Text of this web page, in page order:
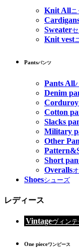
Knit All
Sweater
Knit vest
Pantsパンツ
Pants All
Denim
Cotton
Slacks
Military
Other
Short
Overalls
Shoesシューズ
レディース
Vintageヴィン
One pieceワンピース